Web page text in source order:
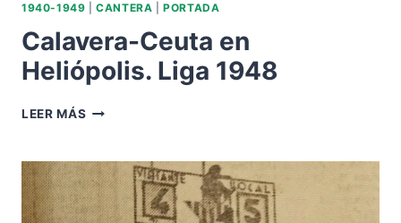
1940-1949 |CANTERA |PORTADA
Calavera-Ceuta en
Heliópolis. Liga 1948
LEER MÁS CALAVERA-
HELIÓPOLIS.
LIGA
1948